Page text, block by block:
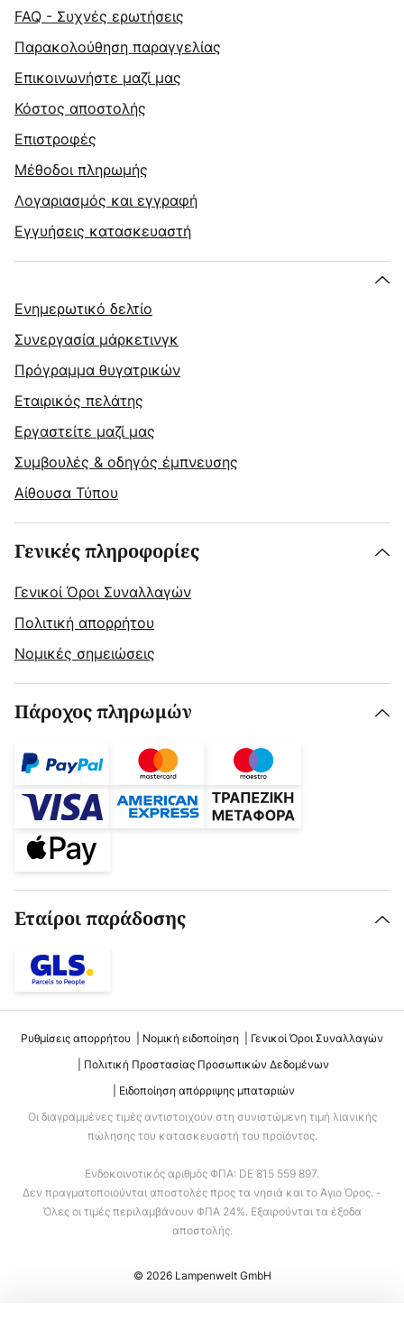
FAQ - Συχνές ερωτήσεις
Παρακολούθηση παραγγελίας
Επικοινωνήστε μαζί μας
Κόστος αποστολής
Επιστροφές
Μέθοδοι πληρωμής
Λογαριασμός και εγγραφή
Εγγυήσεις κατασκευαστή
Ενημερωτικό δελτίο
Συνεργασία μάρκετινγκ
Πρόγραμμα θυγατρικών
Εταιρικός πελάτης
Εργαστείτε μαζί μας
Συμβουλές & οδηγός έμπνευσης
Αίθουσα Τύπου
Γενικές πληροφορίες
Γενικοί Όροι Συναλλαγών
Πολιτική απορρήτου
Νομικές σημειώσεις
Πάροχος πληρωμών
Εταίροι παράδοσης
Ρυθμίσεις απορρήτου Νομική ειδοποίηση
Γενικοί Όροι Συναλλαγών
Πολιτική Προστασίας Προσωπικών Δεδομένων
Ειδοποίηση απόρριψης μπαταριών
Οι διαγραμμένες τιμές αντιστοιχούν στη συνιστώμενη τιμή λιανικής
πώλησης του κατασκευαστή του προϊόντος.
Ενδοκοινοτικός αριθμός ΦΠΑ: DE 815 559 897.
Δεν πραγματοποιούνται αποστολές προς τα νησιά και το Άγιο Όρος. -
Όλες οι τιμές περιλαμβάνουν ΦΠΑ 24%. Εξαιρούνται τα έξοδα
αποστολής.
© 2026 Lampenwelt GmbH